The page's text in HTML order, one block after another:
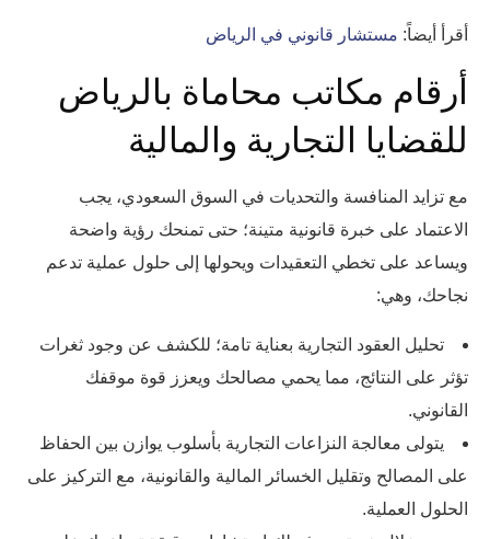
أقرأ أيضاً: مستشار قانوني في الرياض
أرقام مكاتب محاماة بالرياض
للقضايا التجارية والمالية
مع تزايد المنافسة والتحديات في السوق السعودي، يجب
الاعتماد على خبرة قانونية متينة؛ حتى تمنحك رؤية واضحة
ويساعد على تخطي التعقيدات ويحولها إلى حلول عملية تدعم
نجاحك، وهي:
تحليل العقود التجارية بعناية تامة؛ للكشف عن وجود ثغرات
تؤثر على النتائج، مما يحمي مصالحك ويعزز قوة موقفك
القانوني.
يتولى معالجة النزاعات التجارية بأسلوب يوازن بين الحفاظ
على المصالح وتقليل الخسائر المالية والقانونية، مع التركيز على
الحلول العملية.